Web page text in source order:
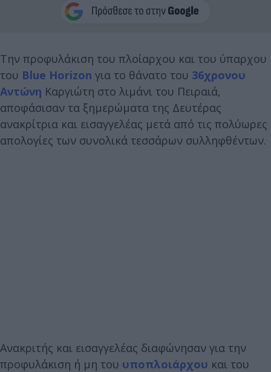
Την προφυλάκιση του πλοίαρχου και του ύπαρχου
του Blue Horizon για το θάνατο του 36χρονου
Αντώνη Καργιώτη στο λιμάνι του Πειραιά,
αποφάσισαν τα ξημερώματα της Δευτέρας
ανακρίτρια και εισαγγελέας μετά από τις πολύωρες
απολογίες των συνολικά τεσσάρων συλληφθέντων.
Ανακριτής και εισαγγελέας διαφώνησαν για την
προφυλάκιση ή μη του υποπλοιάρχου και του